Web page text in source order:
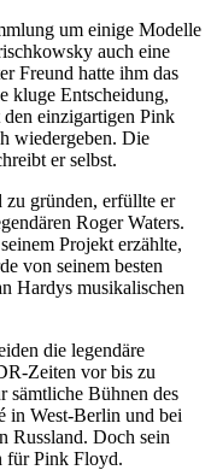
um einige Modelle
auch eine
Freund hatte ihm das
kluge Entscheidung,
einzigartigen Pink
wiedergeben. Die
er selbst.
gründen, erfüllte er
Roger Waters.
Projekt erzählte,
von seinem besten
Hardys musikalischen
die legendäre
Zeiten vor bis zu
sämtliche Bühnen des
in West-Berlin und bei
Russland. Doch sein
für Pink Floyd.